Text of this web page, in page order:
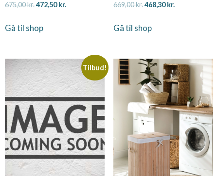
675,00kr.472,50kr.
Gå til shop
669,00kr. 468,30kr.
Gå til shop
Tilbud!